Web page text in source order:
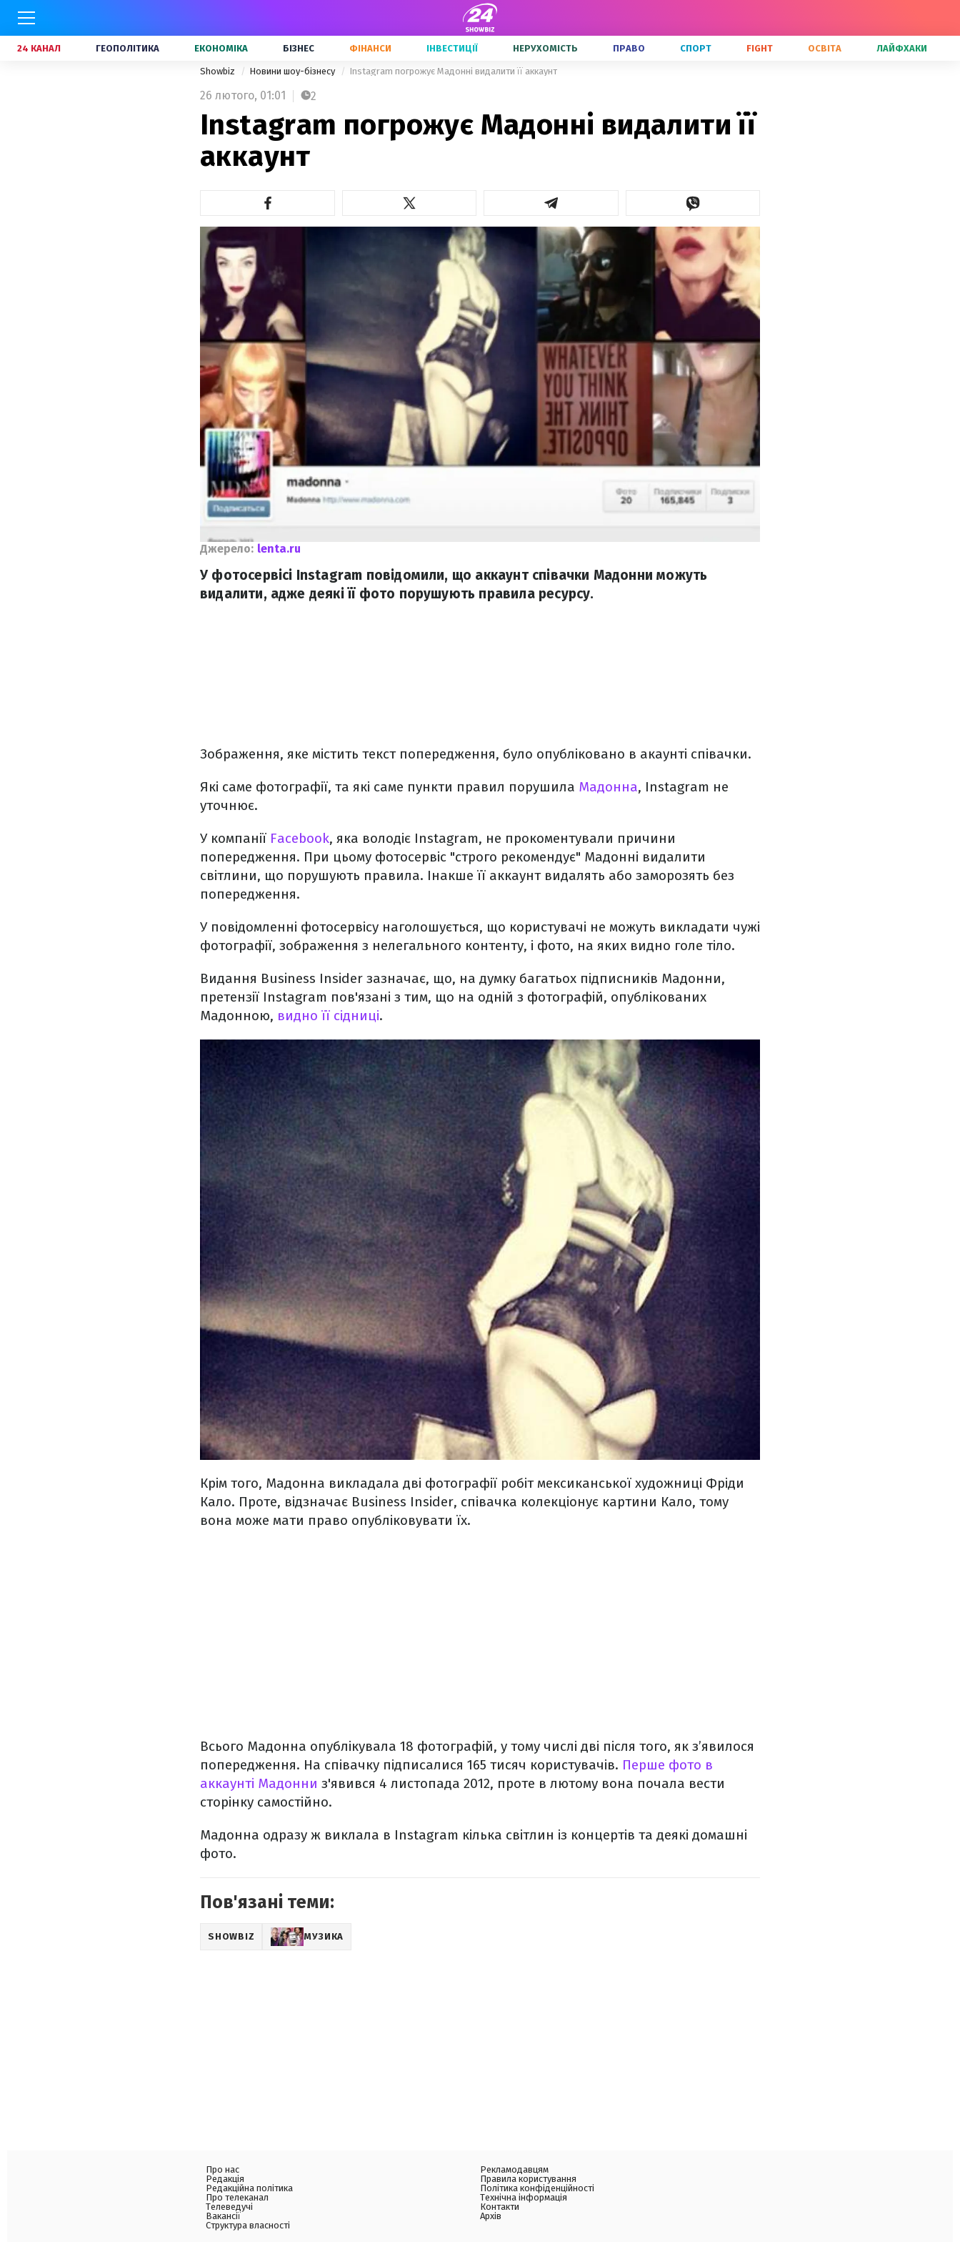
24 КАНАЛ ГЕОПОЛІТИКА ЕКОНОМІКА БІЗНЕС ФІНАНСИ ІНВЕСТИЦІЇ НЕРУХОМІСТЬ ПРАВО СПОРТ FIGHT ОСВІТА ЛАЙФХАКИ
Showbiz Новини шоу-бізнесу Instagram погрожує Мадонні видалити її аккаунт
26 лютого, 01:01 2
Instagram погрожує Мадонні видалити її
аккаунт
Джерело: lenta.ru
У фотосервісі Instagram повідомили, що аккаунт співачки Мадонни можуть
видалити, адже деякі її фото порушують правила ресурсу.
Зображення, яке містить текст попередження, було опубліковано в акаунті співачки.
Які саме фотографії, та які саме пункти правил порушила Мадонна, Instagram не
уточнює.
У компанії Facebook, яка володіє Instagram, не прокоментували причини
попередження. При цьому фотосервіс "строго рекомендує" Мадонні видалити
світлини, що порушують правила. Інакше її аккаунт видалять або заморозять без
попередження.
У повідомленні фотосервісу наголошується, що користувачі не можуть викладати чужі
фотографії, зображення з нелегального контенту, і фото, на яких видно голе тіло.
Видання Business Insider зазначає, що, на думку багатьох підписників Мадонни,
претензії Instagram пов'язані з тим, що на одній з фотографій, опублікованих
Мадонною, видно її сідниці.
Крім того, Мадонна викладала дві фотографії робіт мексиканської художниці Фріди
Кало. Проте, відзначає Business Insider, співачка колекціонує картини Кало, тому
вона може мати право опубліковувати їх.
Всього Мадонна опублікувала 18 фотографій, у тому числі дві після того, як з’явилося
попередження. На співачку підписалися 165 тисяч користувачів. Перше фото в
аккаунті Мадонни з'явився 4 листопада 2012, проте в лютому вона почала вести
сторінку самостійно.
Мадонна одразу ж виклала в Instagram кілька світлин із концертів та деякі домашні
фото.
Пов'язані теми:
SHOWBIZ МУЗИКА
Про нас
Редакція
Редакційна політика
Про телеканал
Телеведучі
Вакансії
Структура власності
Рекламодавцям
Правила користування
Політика конфіденційності
Технічна інформація
Контакти
Архів